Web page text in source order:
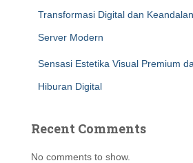
Transformasi Digital dan
Server Modern
Sensasi Estetika Visual Premium
Hiburan Digital
Recent Comments
No comments to show.